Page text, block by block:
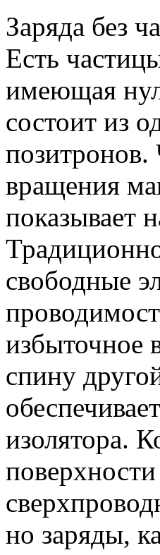
Заряда без
Есть
имеющая
состоит из
позитронов.
вращения
показывает
свободные
избыточное
спину
изолятора.
но заряды,